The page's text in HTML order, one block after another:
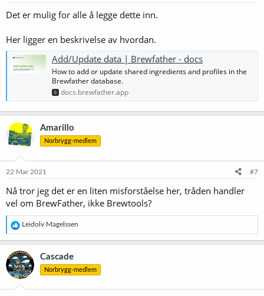
Det er mulig for alle å legge dette inn.
Her ligger en beskrivelse av hvordan.
Add/Update data | Brewfather - docs
How to add or update shared ingredients and profiles in the
Brewfather database.
docs.brewfather.app
Amarillo
Norbrygg-medlem
22 Mar 2021 #7
Nå tror jeg det er en liten misforståelse her, tråden handler
vel om BrewFather, ikke Brewtools?
R
e
a
k
s
j
o
Leidolv Magelssen
Cascade
Norbrygg-medlem